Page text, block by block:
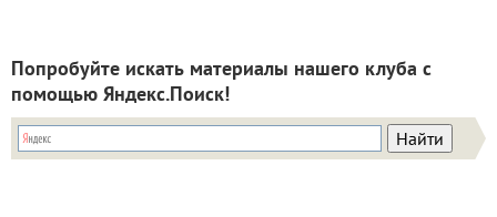
Попробуйте искать материалы нашего клуба с
помощью Яндекс.Поиск!